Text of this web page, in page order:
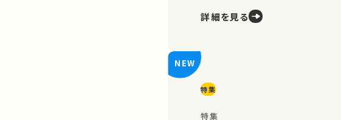
詳細を見る
特集
特集